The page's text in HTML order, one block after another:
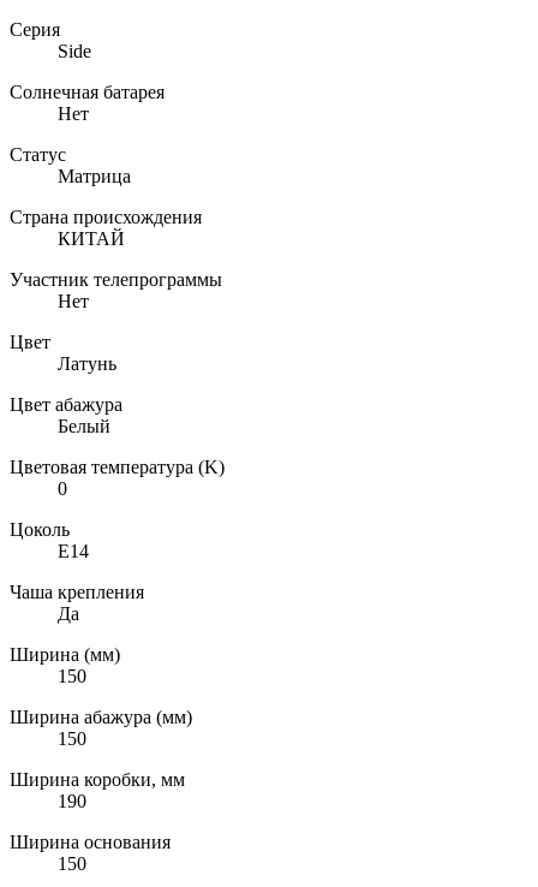
Серия
Side
Солнечная батарея
Нет
Статус
Матрица
Страна происхождения
КИТАЙ
Участник телепрограммы
Нет
Цвет
Латунь
Цвет абажура
Белый
Цветовая температура (K)
0
Цоколь
E14
Чаша крепления
Да
Ширина (мм)
150
Ширина абажура (мм)
150
Ширина коробки, мм
190
Ширина основания
150